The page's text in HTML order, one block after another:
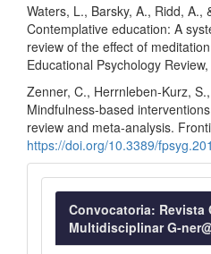
Waters, L., Barsky, A., Ridd, A.,
Contemplative education: A
review of the effect of
Educational Psychology
Zenner, C., Herrnleben-Kurz,
Mindfulness-based
review and meta-analysis.
https://doi.org/10.3389/
Convocatoria
Convocatoria: Revista
Multidisciplinar G-